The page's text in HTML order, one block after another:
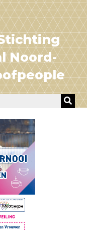
Noord-